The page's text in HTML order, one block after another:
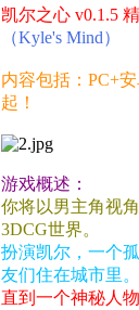
凯尔之心 v0.1.5
（Kyle's Mind）
内容包括：PC+
起！
游戏概述：
你将以男主角视
3DCG世界。
扮演凯尔，一个
友们住在城市里。
直到一个神秘人